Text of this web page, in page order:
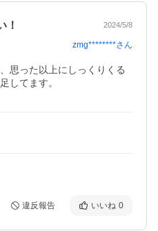
！ 2024/5/8
zmg********さん
思った以上にしっくりくる
してます。
違反報告 いいね 0